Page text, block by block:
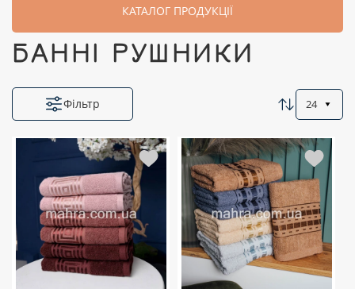
КАТАЛОГ ПРОДУКЦІЇ
БАННІ РУШНИКИ
Фільтр 24